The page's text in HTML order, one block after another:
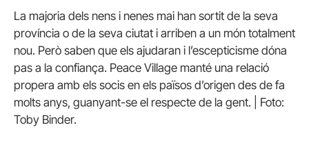
La majoria dels nens i nenes mai han sortit de la seva
província o de la seva ciutat i arriben a un món totalment
nou. Però saben que els ajudaran i l’escepticisme dóna
pas a la confiança. Peace Village manté una relació
propera amb els socis en els països d’origen des de fa
molts anys, guanyant-se el respecte de la gent. | Foto:
Toby Binder.